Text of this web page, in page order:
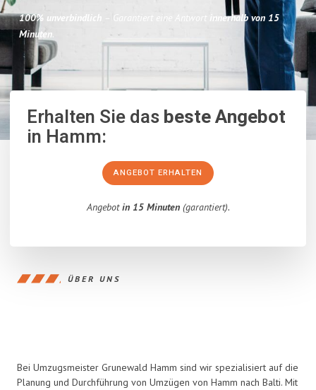
100% unverbindlich – Garantiert eine Antwort
innerhalb von 15
Minuten.
Erhalten Sie dasbeste Angebot
in Hamm:
ANGEBOT ERHALTEN
Angebotin 15 Minuten(garantiert).
ÜBER UNS
Bei Umzugsmeister Grunewald Hamm sind wir spezialisiert auf die
Planung und Durchführung von Umzügen von Hamm nach Balti. Mit